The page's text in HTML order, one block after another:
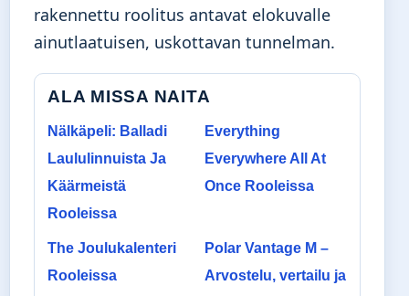
rakennettu roolitus antavat elokuvalle
ainutlaatuisen, uskottavan tunnelman.
ALA MISSA NAITA
Nälkäpeli: Balladi
Laululinnuista Ja
Käärmeistä
Rooleissa
Everything
Everywhere All At
Once Rooleissa
The Joulukalenteri
Rooleissa
Polar Vantage M –
Arvostelu, vertailu ja